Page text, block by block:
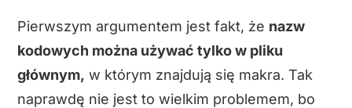
Pierwszym argumentem jest fakt, że nazw
kodowych można używać tylko w pliku
głównym, w którym znajdują się makra. Tak
naprawdę nie jest to wielkim problemem, bo